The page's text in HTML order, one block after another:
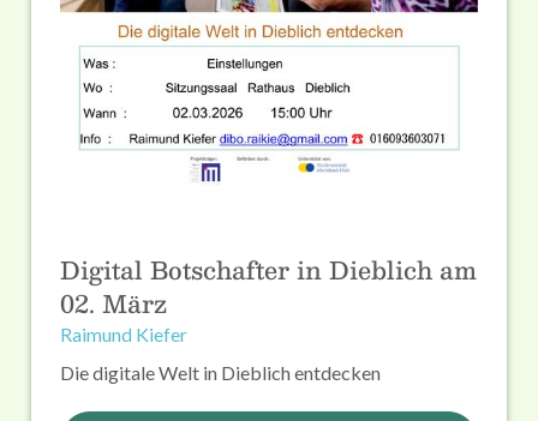
Digital Botschafter in Dieblich am
02. März
Raimund Kiefer
Die digitale Welt in Dieblich entdecken